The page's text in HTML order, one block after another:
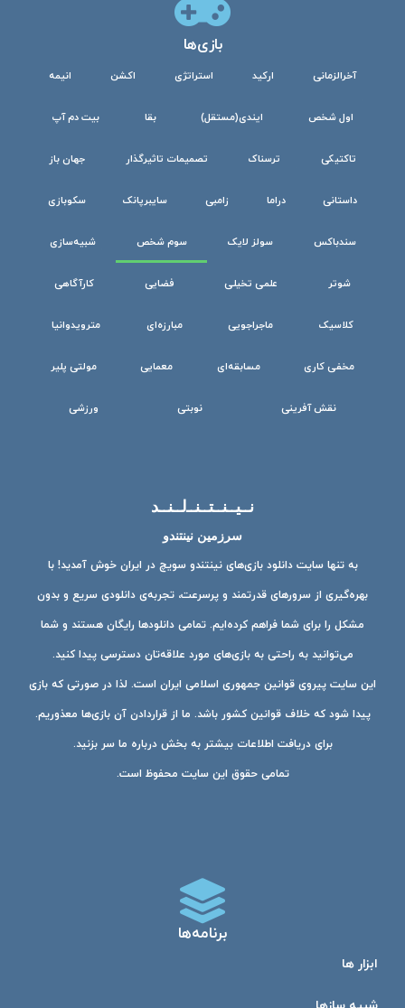
بازی‌ها
آخرالزمانی ارکید استراتژی اکشن انیمه
اول شخص ایندی(مستقل) بقا بیت دم آپ
تاکتیکی ترسناک تصمیمات تاثیرگذار جهان باز
داستانی دراما زامبی سایبرپانک سکوبازی
سندباکس سولز لایک سوم شخص شبیه‌سازی
شوتر علمی تخیلی فضایی کارآگاهی
کلاسیک ماجراجویی مبارزه‌ای مترویدوانیا
مخفی کاری مسابقه‌ای معمایی مولتی پلیر
نقش آفرینی نوبتی ورزشی
نــیــنــتــنــ‌لــنــد
سرزمین نینتندو
به تنها سایت دانلود بازی‌های نینتندو سویچ در ایران خوش آمدید! با
بهره‌گیری از سرورهای قدرتمند و پرسرعت، تجربه‌ی دانلودی سریع و بدون
مشکل را برای شما فراهم کرده‌ایم. تمامی دانلودها رایگان هستند و شما
می‌توانید به راحتی به بازی‌های مورد علاقه‌تان دسترسی پیدا کنید.
این سایت پیروی قوانین جمهوری اسلامی ایران است. لذا در صورتی که بازی
پیدا شود که خلاف قوانین کشور باشد. ما از قراردادن آن بازی‌ها معذوریم.
برای دریافت اطلاعات بیشتر به بخش درباره ما سر بزنید.
تمامی حقوق این سایت محفوظ است.
برنامه‌ها
ابزار ها